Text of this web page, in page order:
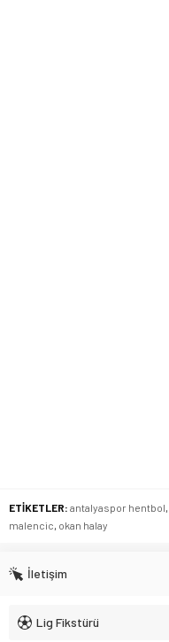
ETİKETLER: antalyaspor hentbol
malencic okan halay
İletişim
Lig Fikstürü